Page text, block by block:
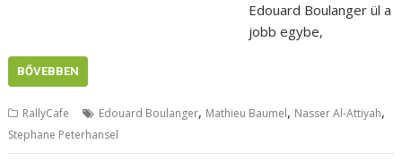
Edouard Boulanger ül a
jobb egybe,
BŐVEBBEN
RallyCafe Edouard Boulanger, Mathieu Baumel, Nasser Al-Attiyah,
Stephane Peterhansel